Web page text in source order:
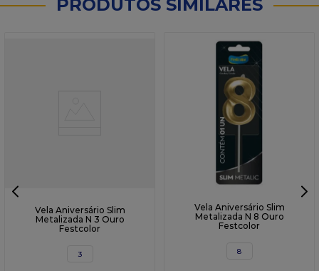
PRODUTOS SIMILARES
Vela Aniversário Slim
Metalizada N 3 Ouro
Festcolor
3
Vela Aniversário Slim
Metalizada N 8 Ouro
Festcolor
8